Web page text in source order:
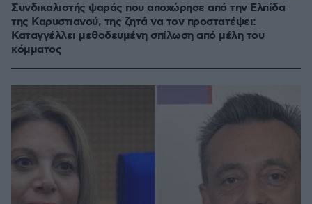
Συνδικαλιστής ψαράς που αποχώρησε από την Ελπίδα
της Καρυστιανού, της ζητά να τον προστατέψει:
Καταγγέλλει μεθοδευμένη σπίλωση από μέλη του
κόμματος